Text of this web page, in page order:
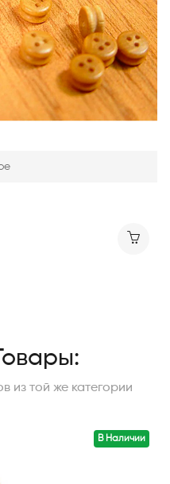
из той же категории
В Наличии